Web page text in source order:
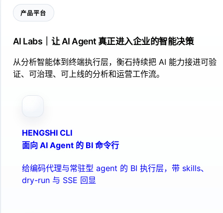
产品平台
AI Labs｜让 AI Agent 真正进入企业的智能决策
从分析智能体到终端执行层，衡石持续把 AI 能力接进可验
证、可治理、可上线的分析和运营工作流。
HENGSHI CLI
面向 AI Agent 的 BI 命令行
给编码代理与常驻型 agent 的 BI 执行层，带 skills、
dry-run 与 SSE 回显